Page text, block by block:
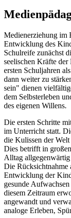
Medienerziehung im
Entwicklung des
Schulreife zunächst
seelischen Kräfte
ersten Schuljahren
dann weiter zu
sein" dienen
dem Selbsterleben
des eigenen Willens.
Die ersten Schritte
im Unterricht statt.
die Kulissen der
Dies betrifft in
Alltag allgegenwärtig
Die Rücksichtnahme
Entwicklung der
gesunde
diesem Zeitraum
angewandt und
analoge Erleben,